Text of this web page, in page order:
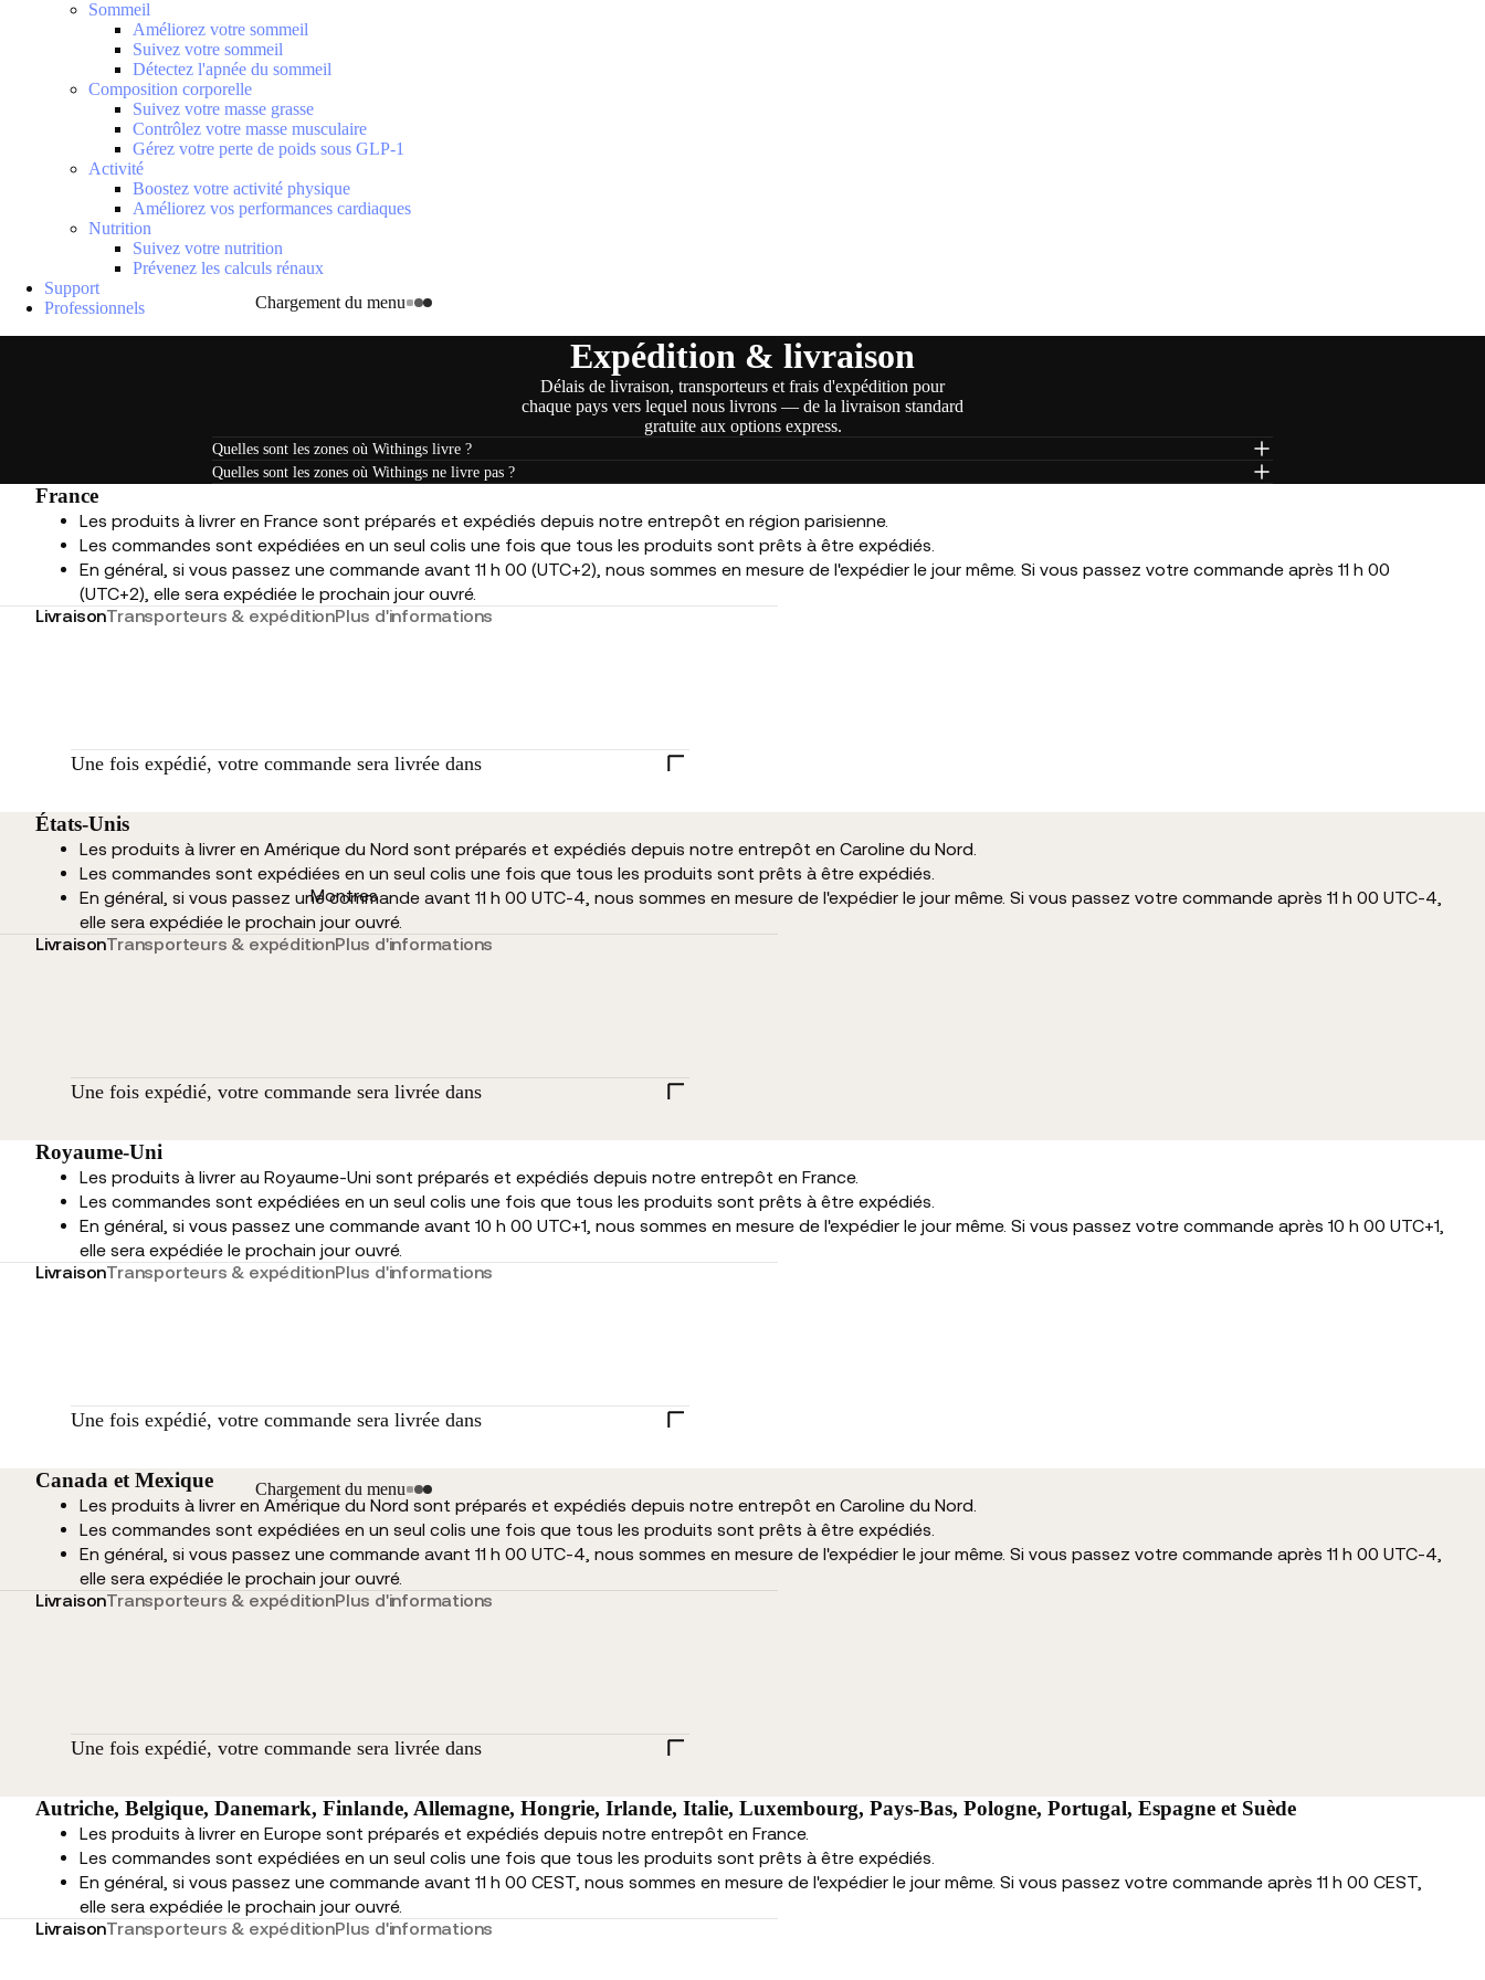
Chargement du menu
Montres
Chargement du menu
Sommeil
Améliorez votre sommeil
Suivez votre sommeil
Détectez l'apnée du sommeil
Composition corporelle
Suivez votre masse grasse
Contrôlez votre masse musculaire
Gérez votre perte de poids sous GLP-1
Activité
Boostez votre activité physique
Améliorez vos performances cardiaques
Nutrition
Suivez votre nutrition
Prévenez les calculs rénaux
Support
Professionnels
Expédition & livraison
Délais de livraison, transporteurs et frais d'expédition pour
chaque pays vers lequel nous livrons — de la livraison standard
gratuite aux options express.
Quelles sont les zones où Withings livre ?
Quelles sont les zones où Withings ne livre pas ?
France
Les produits à livrer en France sont préparés et expédiés depuis notre entrepôt en région parisienne.
Les commandes sont expédiées en un seul colis une fois que tous les produits sont prêts à être expédiés.
En général, si vous passez une commande avant 11 h 00 (UTC+2), nous sommes en mesure de l'expédier le jour même. Si vous passez votre commande après 11 h 00
(UTC+2), elle sera expédiée le prochain jour ouvré.
LivraisonTransporteurs & expéditionPlus d'informations
Une fois expédié, votre commande sera livrée dans
États-Unis
Les produits à livrer en Amérique du Nord sont préparés et expédiés depuis notre entrepôt en Caroline du Nord.
Les commandes sont expédiées en un seul colis une fois que tous les produits sont prêts à être expédiés.
En général, si vous passez une commande avant 11 h 00 UTC-4, nous sommes en mesure de l'expédier le jour même. Si vous passez votre commande après 11 h 00 UTC-4,
elle sera expédiée le prochain jour ouvré.
LivraisonTransporteurs & expéditionPlus d'informations
Une fois expédié, votre commande sera livrée dans
Royaume-Uni
Les produits à livrer au Royaume-Uni sont préparés et expédiés depuis notre entrepôt en France.
Les commandes sont expédiées en un seul colis une fois que tous les produits sont prêts à être expédiés.
En général, si vous passez une commande avant 10 h 00 UTC+1, nous sommes en mesure de l'expédier le jour même. Si vous passez votre commande après 10 h 00 UTC+1,
elle sera expédiée le prochain jour ouvré.
LivraisonTransporteurs & expéditionPlus d'informations
Une fois expédié, votre commande sera livrée dans
Canada et Mexique
Les produits à livrer en Amérique du Nord sont préparés et expédiés depuis notre entrepôt en Caroline du Nord.
Les commandes sont expédiées en un seul colis une fois que tous les produits sont prêts à être expédiés.
En général, si vous passez une commande avant 11 h 00 UTC-4, nous sommes en mesure de l'expédier le jour même. Si vous passez votre commande après 11 h 00 UTC-4,
elle sera expédiée le prochain jour ouvré.
LivraisonTransporteurs & expéditionPlus d'informations
Une fois expédié, votre commande sera livrée dans
Autriche, Belgique, Danemark, Finlande, Allemagne, Hongrie, Irlande, Italie, Luxembourg, Pays-Bas, Pologne, Portugal, Espagne et Suède
Les produits à livrer en Europe sont préparés et expédiés depuis notre entrepôt en France.
Les commandes sont expédiées en un seul colis une fois que tous les produits sont prêts à être expédiés.
En général, si vous passez une commande avant 11 h 00 CEST, nous sommes en mesure de l'expédier le jour même. Si vous passez votre commande après 11 h 00 CEST,
elle sera expédiée le prochain jour ouvré.
LivraisonTransporteurs & expéditionPlus d'informations